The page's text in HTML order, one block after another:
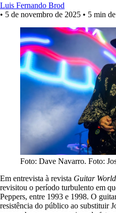
Luis Fernando Brod
• 5 de novembro de 2025 • 5 min
Foto: Dave Navarro. Foto:
Em entrevista à revista Guitar World
revisitou o período turbulento em
Peppers, entre 1993 e 1998. O
resistência do público ao substituir